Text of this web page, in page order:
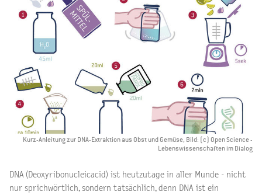
Kurz-Anleitung zur DNA-Extraktion aus Obst und Gemüse, Bild: (c) Open Science -
Lebenswissenschaften im Dialog
DNA (Deoxyribonucleicacid) ist heutzutage in aller Munde - nicht
nur sprichwörtlich, sondern tatsächlich, denn DNA ist ein